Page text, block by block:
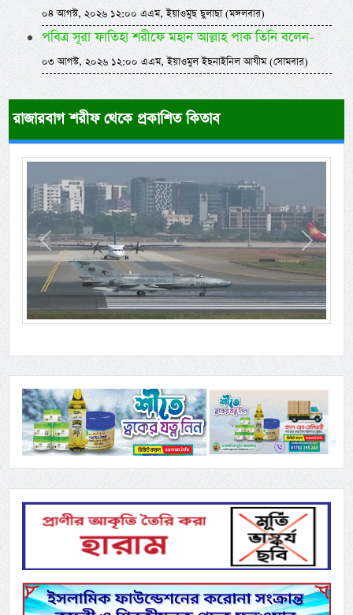
০৪ আগস্ট, ২০২৬ ১২:০০ এএম, ইয়াওমুছ ছুলাছা (মঙ্গলবার)
পবিত্র সূরা ফাতিহা শরীফে মহান আল্লাহ পাক তিনি বলেন-
০৩ আগস্ট, ২০২৬ ১২:০০ এএম, ইয়াওমুল ইছনাইনিল আযীম (সোমবার)
রাজারবাগ শরীফ থেকে প্রকাশিত কিতাব
Previous Next